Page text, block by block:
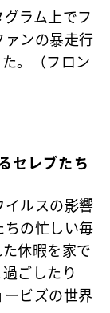
ラム上でフ
ンの暴走行
。（フロン
セレブたち
ルスの影響
の忙しい毎
休暇を家で
ごしたり
ビズの世界